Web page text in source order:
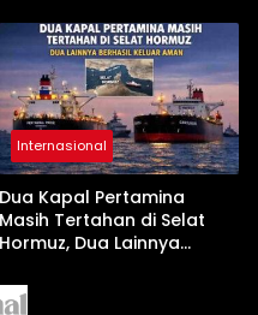
Internasional
Dua Kapal Pertamina
Masih Tertahan di Selat
Hormuz, Dua Lainnya